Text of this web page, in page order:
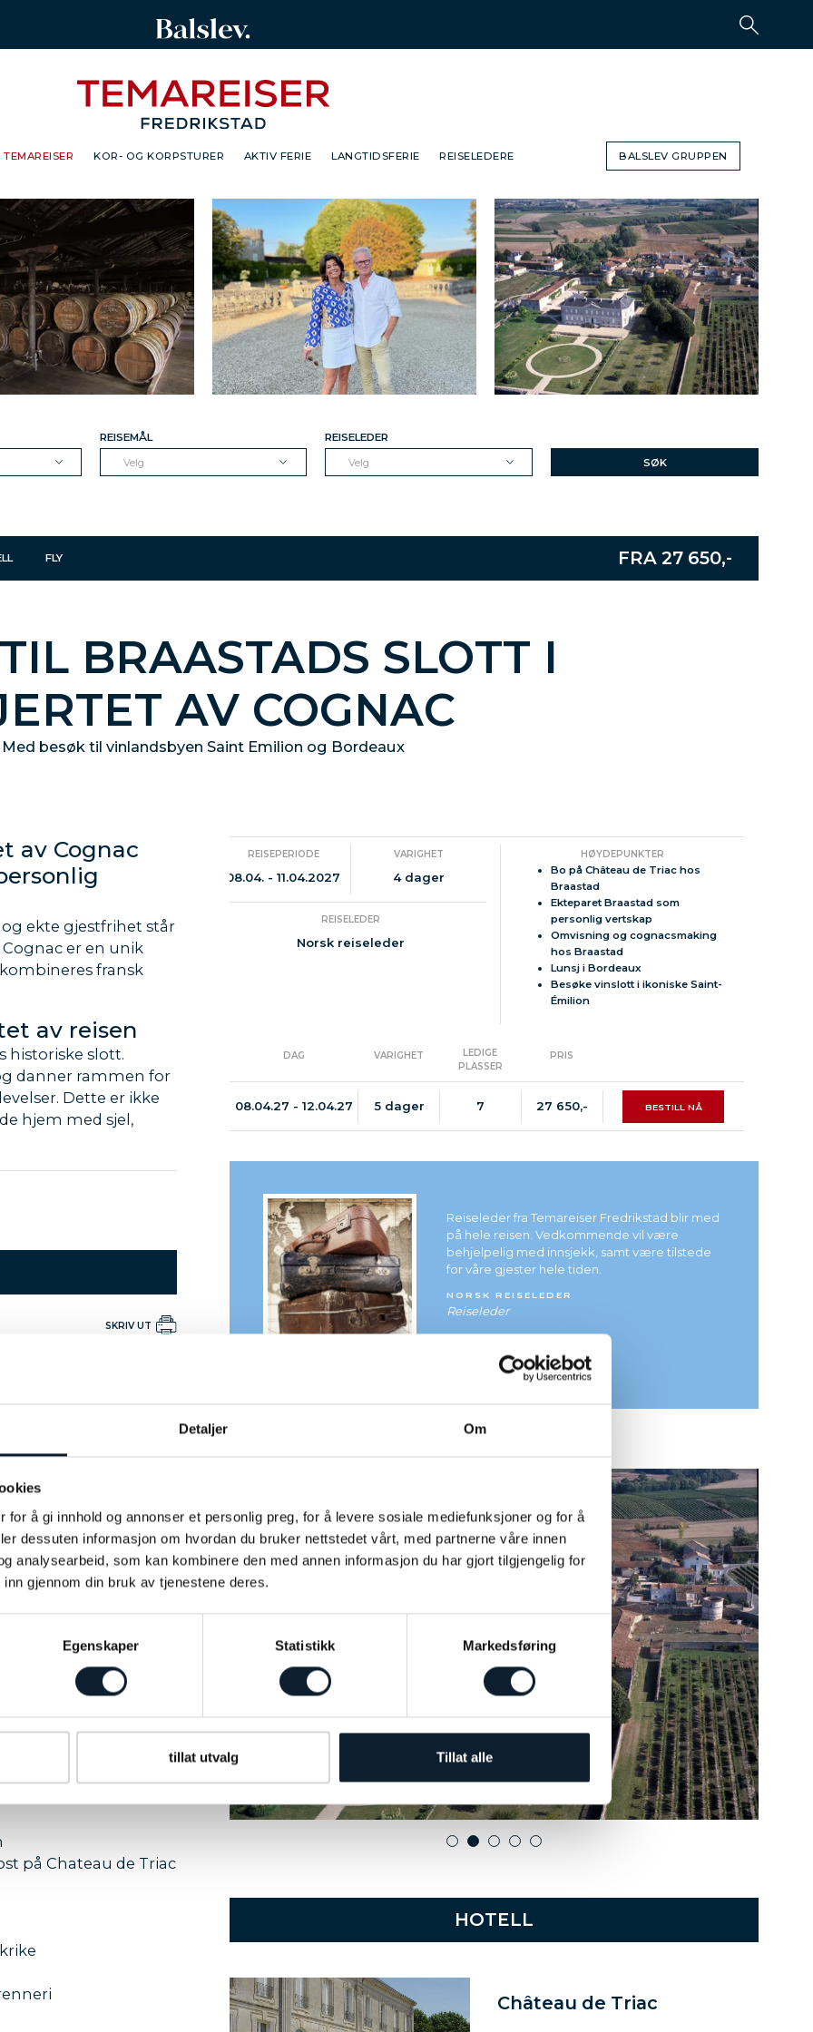
Detaljer Om
for å gi innhold og annonser et personlig preg, for å levere sosiale mediefunksjoner og for å
dessuten informasjon om hvordan du bruker nettstedet vårt, med partnerne våre innen
analysearbeid, som kan kombinere den med annen informasjon du har gjort tilgjengelig for
gjennom din bruk av tjenestene deres.
Egenskaper Statistikk Markedsføring
tillat utvalg Tillat alle
TEMAREISER KOR- OG KORPSTURER AKTIV FERIE LANGTIDSFERIE REISELEDERE BALSLEV GRUPPEN
REISEMÅL
Velg
REISELEDER
Velg
SØK
FLY FRA 27 650,-
BRAASTADS SLOTT I
AV COGNAC
Med besøk til vinlandsbyen Saint Emilion og Bordeaux
av Cognac
ekte gjestfrihet står
er en unik
fransk
av reisen
historiske slott.
danner rammen for
Dette er ikke
hjem med sjel,
i
om
regionen. Dette
en av Norges
Émilion
Bordeaux, og får en
i
går turen til
omgitt av
ettertraktede viner.
mer enn en
setter pris på fransk
minner som varer
SKRIV UT
PROGRAM
PROGRAM
og tradisjoner i Grande
Champagne
på Chateau de Triac
REISEPERIODE
08.04. - 11.04.2027
VARIGHET
4 dager
REISELEDER
Norsk reiseleder
HØYDEPUNKTER
Bo på Château de Triac hos
Braastad
Ekteparet Braastad som
personlig vertskap
Omvisning og cognacsmaking
hos Braastad
Lunsj i Bordeaux
Besøke vinslott i ikoniske Saint-
Émilion
DAG VARIGHET
LEDIGE
PLASSER
PRIS
08.04.27 - 12.04.27 5 dager 7 27 650,- BESTILL NÅ
Reiseleder fra Temareiser Fredrikstad blir med
på hele reisen. Vedkommende vil være
behjelpelig med innsjekk, samt være tilstede
for våre gjester hele tiden.
NORSK REISELEDER
Reiseleder
1 2 3 4 5
HOTELL
Château de Triac